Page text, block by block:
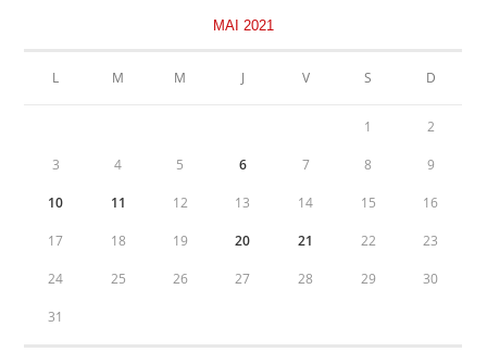
MAI 2021
L M M J V S D
1 2
3 4 5 6 7 8 9
10 11 12 13 14 15 16
17 18 19 20 21 22 23
24 25 26 27 28 29 30
31